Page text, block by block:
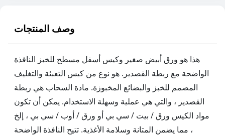
وصف المنتجات
هذا هو ورق أبيض صغير وكيس أسفل مسطح للخبز النافذة
الواضحة مع ربطة القصدير. هو نوع من كيس التعبئة والتغليف
المصمم للخبز والبضائع المخبوزة. مادة السحاب هي ربطة
القصدير ، والتي هي عملية وسهلة الاستخدام. يمكن أن تكون
مواد الكيس ورق / بيت / سي بي أو ورق / أوب / سي بي ، إلخ
، مما يضمن المتانة وسلامة الأغذية. تتيح النافذة الواضحة